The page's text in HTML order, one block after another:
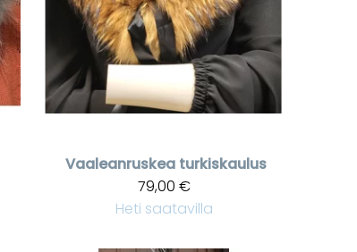
Vaaleanruskea turkiskaulus
79,00 €
Heti saatavilla